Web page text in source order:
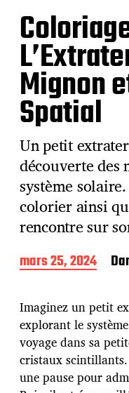
Mignon
Spatial
Un petit
découverte des
système
colorier ainsi
rencontre sur
D
a
e
d
e
p
u
b
l
mars 25, 2024
Imaginez un petit
explorant le
voyage dans sa
cristaux
une pause pour